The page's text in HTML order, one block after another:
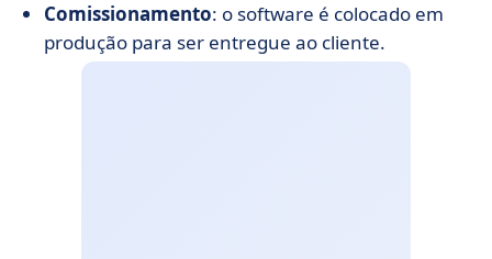
Comissionamento: o software é colocado em
produção para ser entregue ao cliente.